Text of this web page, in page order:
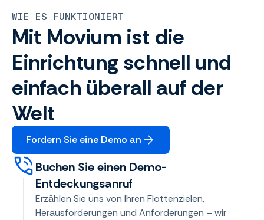
WIE ES FUNKTIONIERT
Mit Movium ist die
Einrichtung schnell und
einfach überall auf der
Welt
Fordern Sie eine Demo an
Buchen Sie einen Demo-
Entdeckungsanruf
Erzählen Sie uns von Ihren Flottenzielen,
Herausforderungen und Anforderungen – wir